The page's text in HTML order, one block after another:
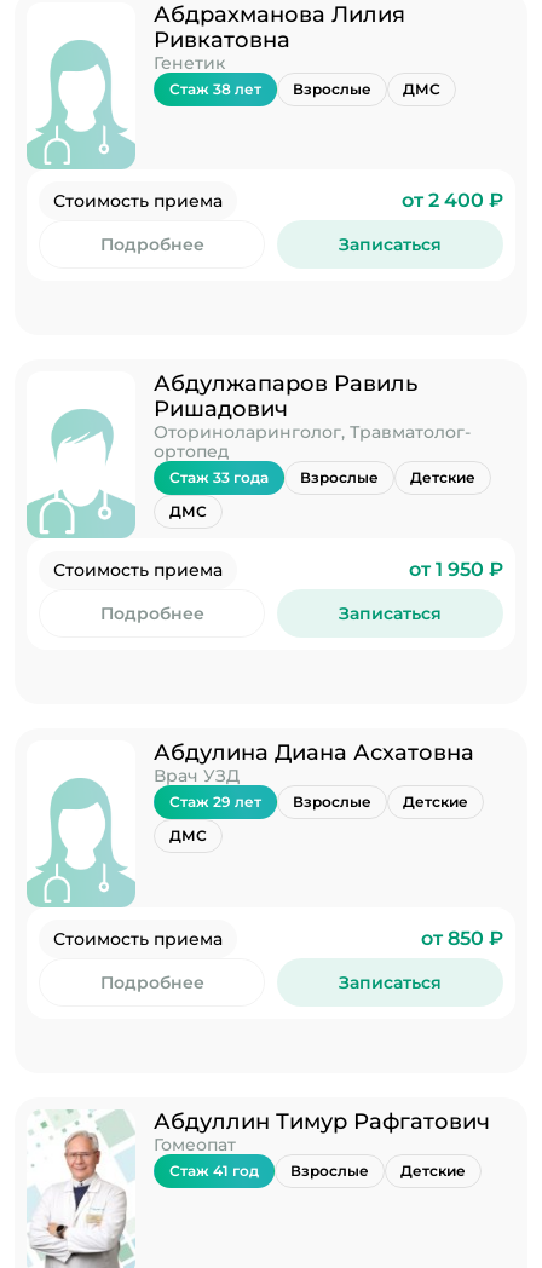
Абдрахманова Лилия
Ривкатовна
Генетик
Стаж 38 лет Взрослые ДМС
Стоимость приема от 2 400 ₽
Подробнее Записаться
Абдулжапаров Равиль
Ришадович
Оториноларинголог, Травматолог-
ортопед
Стаж 33 года Взрослые
Детские
ДМС
Стоимость приема от 1 950 ₽
Подробнее Записаться
Абдулина Диана Асхатовна
Врач УЗД
Стаж 29 лет Взрослые
Детские
ДМС
Стоимость приема от 850 ₽
Подробнее Записаться
Абдуллин Тимур Рафгатович
Гомеопат
Стаж 41 год Взрослые Детские